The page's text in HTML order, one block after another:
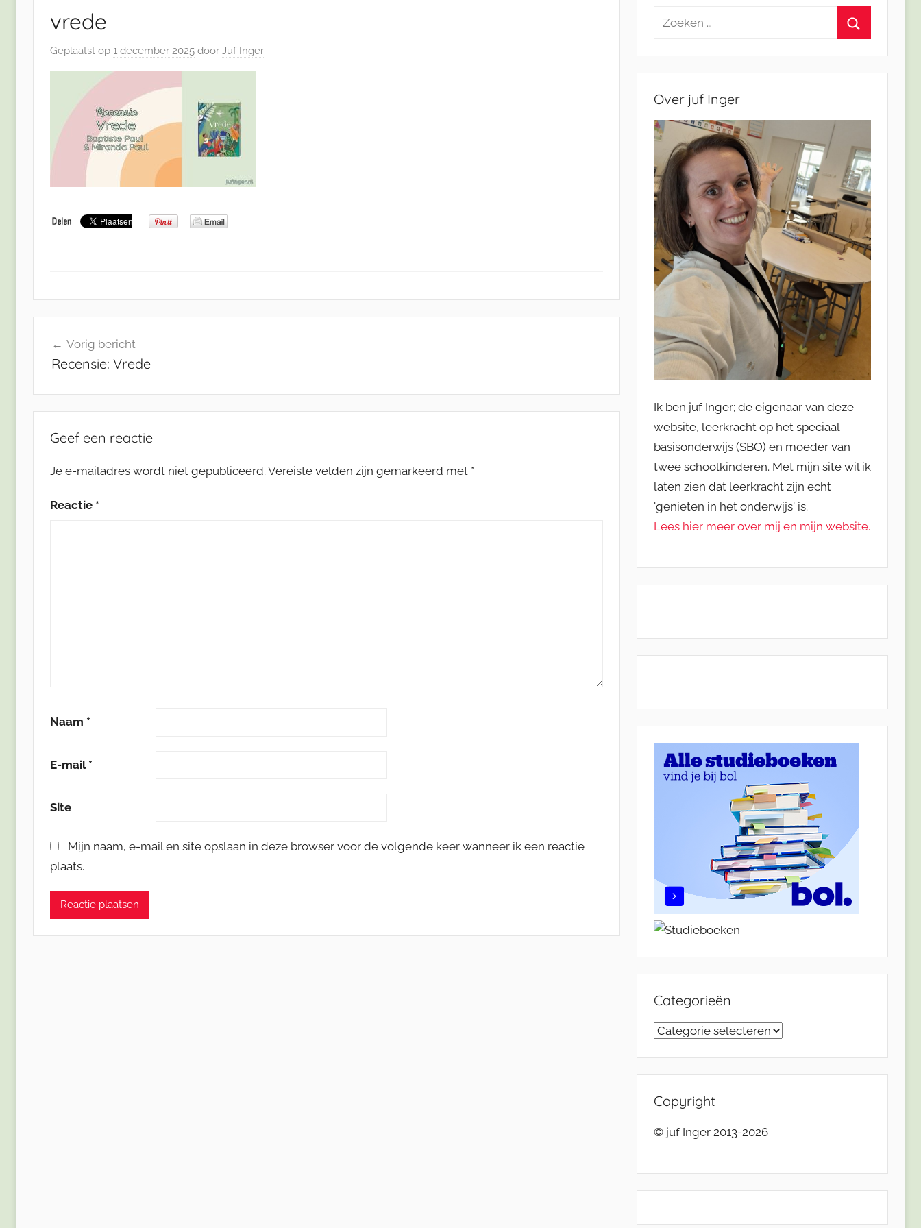
vrede
Geplaatst op 1 december 2025 door Juf Inger
navigatie
Vorig bericht
Recensie: Vrede
Geef een reactie
Je e-mailadres wordt niet gepubliceerd. Vereiste velden zijn gemarkeerd met *
Reactie *
Naam *
E-mail *
Site
Mijn naam, e-mail en site opslaan in deze browser voor de volgende keer wanneer ik een reactie
plaats.
Zoeken
Over juf Inger
Ik ben juf Inger; de eigenaar van deze
website, leerkracht op het speciaal
basisonderwijs (SBO) en moeder van
twee schoolkinderen. Met mijn site wil ik
laten zien dat leerkracht zijn echt
'genieten in het onderwijs' is.
Lees hier meer over mij en mijn website.
Categorieën
Categorieën
Copyright
© juf Inger 2013-2026